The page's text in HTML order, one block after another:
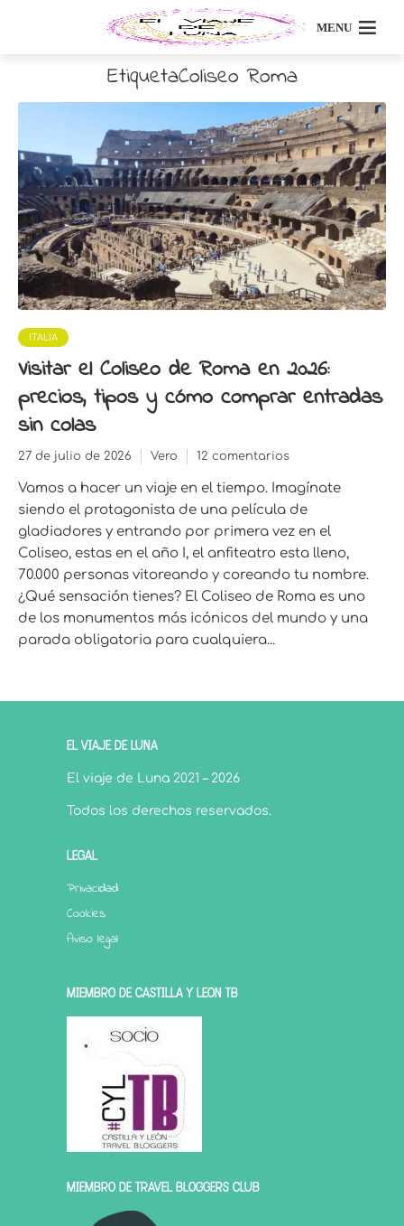
MENU
EtiquetaColiseo Roma
ITALIA
Visitar el Coliseo de Roma en 2026:
precios, tipos y cómo comprar entradas
sin colas
27 de julio de 2026 Vero 12 comentarios
Vamos a hacer un viaje en el tiempo. Imagínate
siendo el protagonista de una película de
gladiadores y entrando por primera vez en el
Coliseo, estas en el año I, el anfiteatro esta lleno,
70.000 personas vitoreando y coreando tu nombre.
¿Qué sensación tienes? El Coliseo de Roma es uno
de los monumentos más icónicos del mundo y una
parada obligatoria para cualquiera...
EL VIAJE DE LUNA
El viaje de Luna 2021 – 2026
Todos los derechos reservados.
LEGAL
Privacidad
Cookies
Aviso legal
MIEMBRO DE CASTILLA Y LEÓN TB
MIEMBRO DE TRAVEL BLOGGERS CLUB